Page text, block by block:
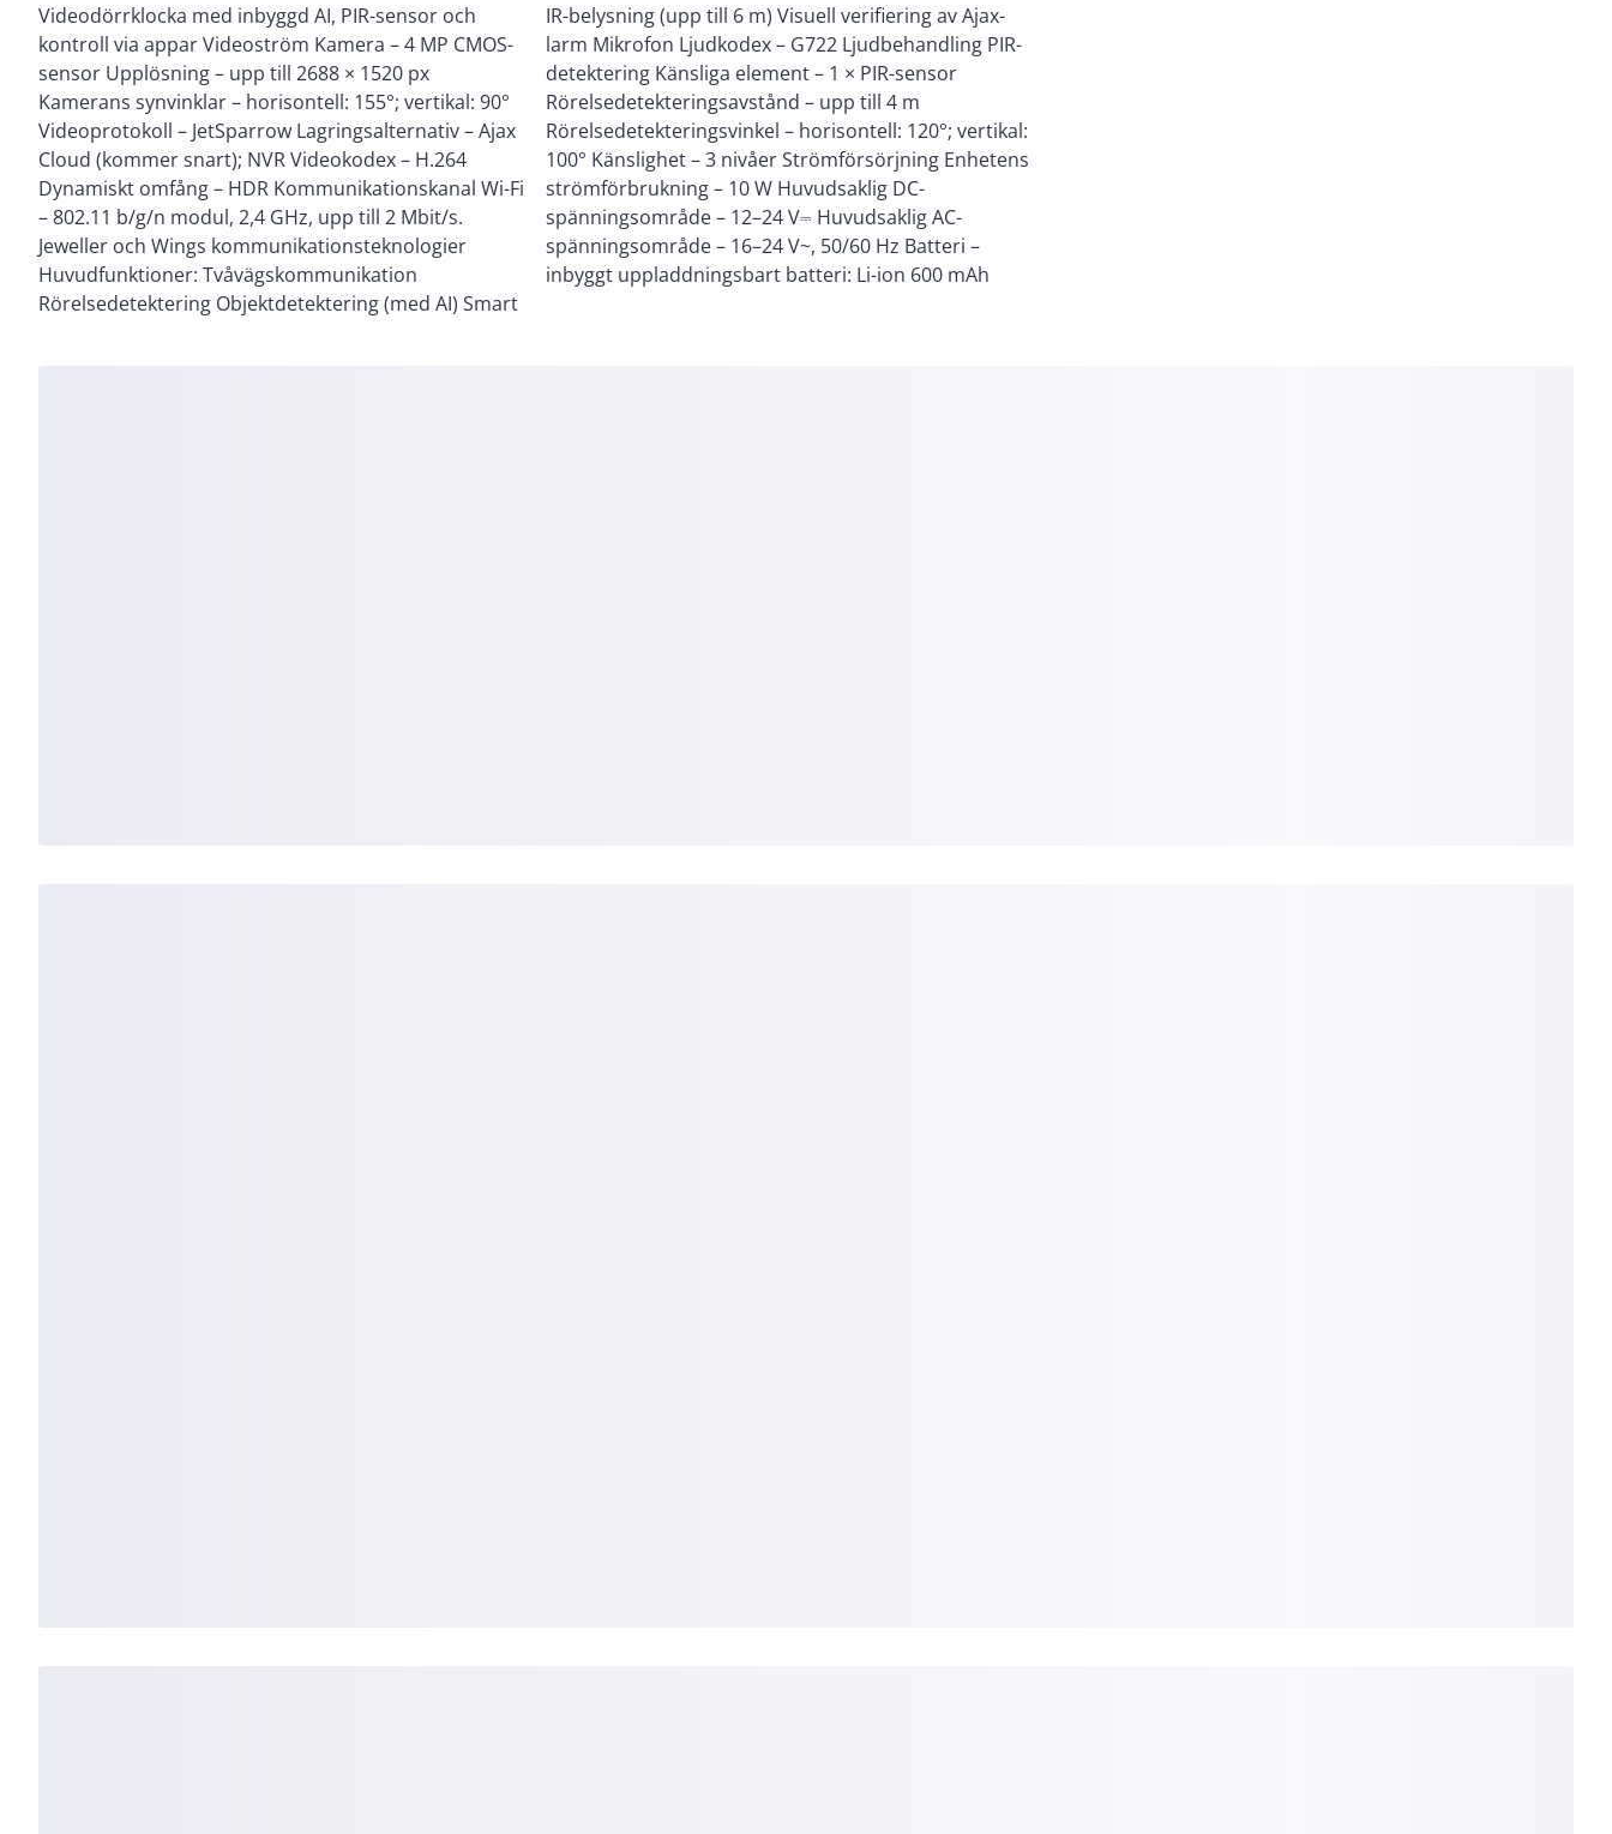
Videodörrklocka med inbyggd AI, PIR-sensor och
kontroll via appar Videoström Kamera – 4 MP CMOS-
sensor Upplösning – upp till 2688 × 1520 px
Kamerans synvinklar – horisontell: 155°; vertikal: 90°
Videoprotokoll – JetSparrow Lagringsalternativ – Ajax
Cloud (kommer snart); NVR Videokodex – H.264
Dynamiskt omfång – HDR Kommunikationskanal Wi-Fi
– 802.11 b/g/n modul, 2,4 GHz, upp till 2 Mbit/s.
Jeweller och Wings kommunikationsteknologier
Huvudfunktioner: Tvåvägskommunikation
Rörelsedetektering Objektdetektering (med AI) Smart
IR-belysning (upp till 6 m) Visuell verifiering av Ajax-
larm Mikrofon Ljudkodex – G722 Ljudbehandling PIR-
detektering Känsliga element – 1 × PIR-sensor
Rörelsedetekteringsavstånd – upp till 4 m
Rörelsedetekteringsvinkel – horisontell: 120°; vertikal:
100° Känslighet – 3 nivåer Strömförsörjning Enhetens
strömförbrukning – 10 W Huvudsaklig DC-
spänningsområde – 12–24 V⎓ Huvudsaklig AC-
spänningsområde – 16–24 V~, 50/60 Hz Batteri –
inbyggt uppladdningsbart batteri: Li-ion 600 mAh